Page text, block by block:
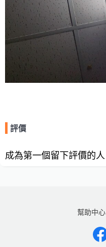
評價
成為第一個留下評價的人
幫助中心